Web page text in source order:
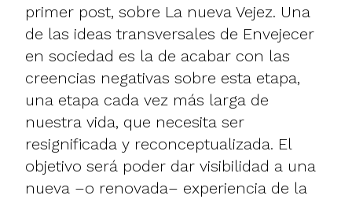
primer post, sobre La nueva Vejez. Una
de las ideas transversales de Envejecer
en sociedad es la de acabar con las
creencias negativas sobre esta etapa,
una etapa cada vez más larga de
nuestra vida, que necesita ser
resignificada y reconceptualizada. El
objetivo será poder dar visibilidad a una
nueva –o renovada– experiencia de la